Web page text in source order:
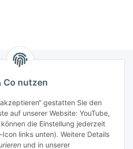
Co nutzen
gestatten Sie den
auf unserer Website: YouTube,
die Einstellung jederzeit
links unten). Weitere Details
und in unserer